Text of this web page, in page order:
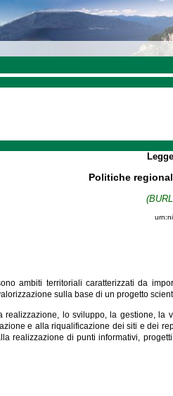
Politiche
ambiti territoriali caratterizzati da
sulla base di un progetto
realizzazione, lo sviluppo, la gestione,
e alla riqualificazione dei siti e dei
realizzazione di punti informativi,